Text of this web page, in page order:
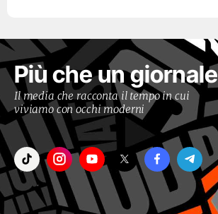
Più che un giornale
Il media che racconta il tempo in cui
viviamo con occhi moderni